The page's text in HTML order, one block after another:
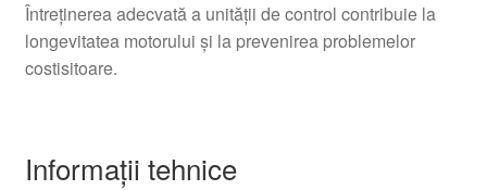
Întreținerea adecvată a unității de control contribuie la
longevitatea motorului și la prevenirea problemelor
costisitoare.
Informații tehnice